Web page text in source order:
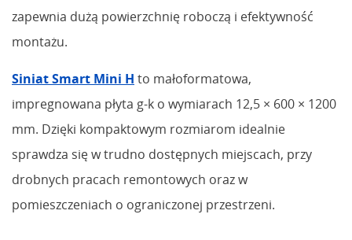
zapewnia dużą powierzchnię roboczą i efektywność
montażu.
Siniat Smart Mini H to małoformatowa,
impregnowana płyta g-k o wymiarach 12,5 × 600 × 1200
mm. Dzięki kompaktowym rozmiarom idealnie
sprawdza się w trudno dostępnych miejscach, przy
drobnych pracach remontowych oraz w
pomieszczeniach o ograniczonej przestrzeni.